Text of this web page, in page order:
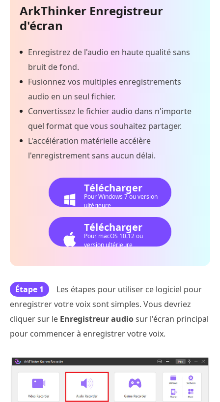
ArkThinker Enregistreur
d'écran
Enregistrez de l'audio en haute qualité sans
bruit de fond.
Fusionnez vos multiples enregistrements
audio en un seul fichier.
Convertissez le fichier audio dans n'importe
quel format que vous souhaitez partager.
L'accélération matérielle accélère
l'enregistrement sans aucun délai.
Télécharger
Pour Windows 7 ou version
ultérieure
Télécharger
Pour macOS 10.12 ou
version ultérieure
Étape 1
Les étapes pour utiliser ce logiciel pour
enregistrer votre voix sont simples. Vous devriez
cliquer sur le Enregistreur audiosur l'écran principal
pour commencer à enregistrer votre voix.